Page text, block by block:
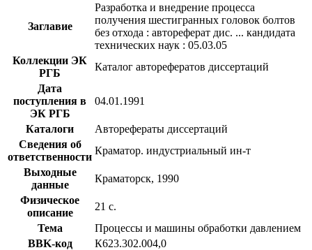
Заглавие
Разработка и внедрение процесса
получения шестигранных головок болтов
без отхода : автореферат дис. ... кандидата
технических наук : 05.03.05
Коллекции ЭК
РГБ
Каталог авторефератов диссертаций
Дата
поступления в
ЭК РГБ
04.01.1991
Каталоги
Авторефераты диссертаций
Сведения об
ответственности
Краматор. индустриальный ин-т
Выходные
данные
Краматорск, 1990
Физическое
описание
21 с.
Тема
Процессы и машины обработки давлением
BBK-код
К623.302.004,0